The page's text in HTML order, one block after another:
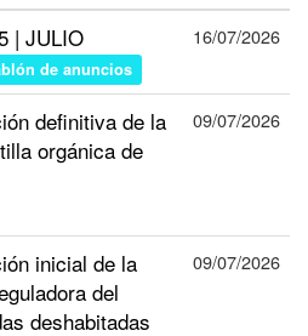
| JULIO
de anuncios
16/07/2026
definitiva de la
orgánica de
09/07/2026
inicial de la
del
deshabitadas
09/07/2026